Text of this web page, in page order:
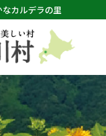
カルデラの里